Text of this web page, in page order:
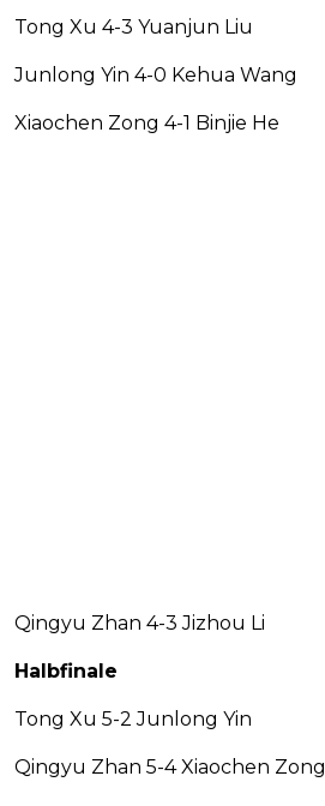
Tong Xu 4-3 Yuanjun Liu
Junlong Yin 4-0 Kehua Wang
Xiaochen Zong 4-1 Binjie He
Qingyu Zhan 4-3 Jizhou Li
Halbfinale
Tong Xu 5-2 Junlong Yin
Qingyu Zhan 5-4 Xiaochen Zong